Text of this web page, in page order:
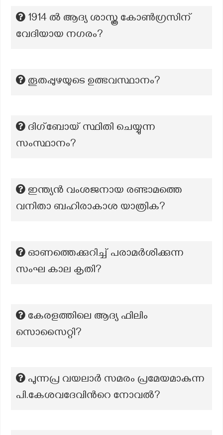
1914 ൽ ആദ്യ ശാസ്ത്ര കോൺഗ്രസിന്
വേദിയായ നഗരം?
തൂതപ്പുഴയുടെ ഉത്ഭവസ്ഥാനം?
ദിഗ്ബോയ് സ്ഥിതി ചെയ്യുന്ന
സംസ്ഥാനം?
ഇന്ത്യൻ വംശജനായ രണ്ടാമത്തെ
വനിതാ ബഹിരാകാശ യാത്രിക?
ഓണത്തെക്കുറിച്ച് പരാമർശിക്കുന്ന
സംഘ കാല കൃതി?
കേരളത്തിലെ ആദ്യ ഫിലിം
സൊസൈറ്റി?
പുന്നപ്ര വയലാര്‍ സമരം പ്രമേയമാകുന്ന
പി.കേശവദേവിന്‍റെ നോവല്‍?